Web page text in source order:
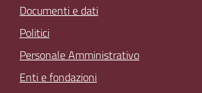
Documenti e dati
Politici
Personale Amministrativo
Enti e fondazioni